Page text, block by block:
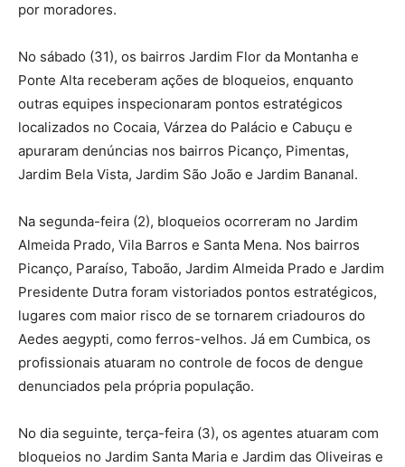
por moradores.
No sábado (31), os bairros Jardim Flor da Montanha e
Ponte Alta receberam ações de bloqueios, enquanto
outras equipes inspecionaram pontos estratégicos
localizados no Cocaia, Várzea do Palácio e Cabuçu e
apuraram denúncias nos bairros Picanço, Pimentas,
Jardim Bela Vista, Jardim São João e Jardim Bananal.
Na segunda-feira (2), bloqueios ocorreram no Jardim
Almeida Prado, Vila Barros e Santa Mena. Nos bairros
Picanço, Paraíso, Taboão, Jardim Almeida Prado e Jardim
Presidente Dutra foram vistoriados pontos estratégicos,
lugares com maior risco de se tornarem criadouros do
Aedes aegypti, como ferros-velhos. Já em Cumbica, os
profissionais atuaram no controle de focos de dengue
denunciados pela própria população.
No dia seguinte, terça-feira (3), os agentes atuaram com
bloqueios no Jardim Santa Maria e Jardim das Oliveiras e